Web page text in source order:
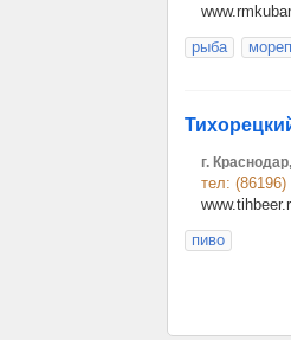
рыба
г.
тел: (86196)
пиво